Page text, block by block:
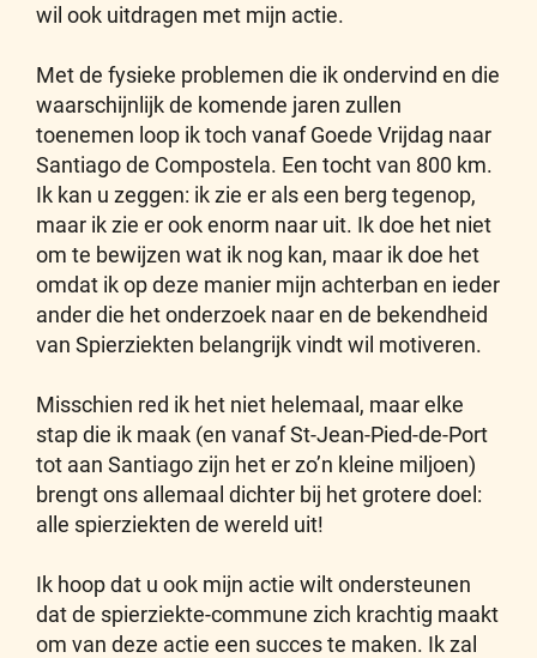
wil ook uitdragen met mijn actie.
Met de fysieke problemen die ik ondervind en die
waarschijnlijk de komende jaren zullen
toenemen loop ik toch vanaf Goede Vrijdag naar
Santiago de Compostela. Een tocht van 800 km.
Ik kan u zeggen: ik zie er als een berg tegenop,
maar ik zie er ook enorm naar uit. Ik doe het niet
om te bewijzen wat ik nog kan, maar ik doe het
omdat ik op deze manier mijn achterban en ieder
ander die het onderzoek naar en de bekendheid
van Spierziekten belangrijk vindt wil motiveren.
Misschien red ik het niet helemaal, maar elke
stap die ik maak (en vanaf St-Jean-Pied-de-Port
tot aan Santiago zijn het er zo’n kleine miljoen)
brengt ons allemaal dichter bij het grotere doel:
alle spierziekten de wereld uit!
Ik hoop dat u ook mijn actie wilt ondersteunen
dat de spierziekte-commune zich krachtig maakt
om van deze actie een succes te maken. Ik zal